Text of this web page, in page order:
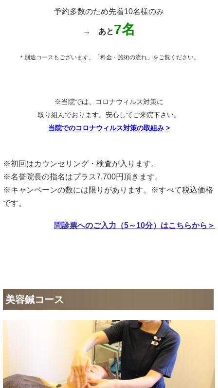
予約多数のため先着10名様のみ
→ あと7名
＊別途コースもございます。「料金・施術の流れ」をご覧ください。
※当院では、コロナウィルス対策に
取り組んでおります。安心してご来院下さい。
当院でのコロナウィルス対策の取組み >
※初回はカウンセリング・検査が入ります。
※名誉院長の指名はプラス7,700円頂きます。
※キャンペーンの数には限りがあります。※すべて税込価格
です。
問診票へのご入力（5～10分）はこちらから＞
美容鍼コース